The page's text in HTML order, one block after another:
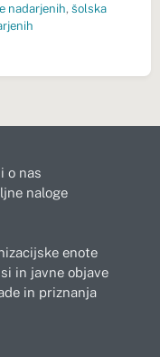
nadarjenih, šolska
o nas
naloge
enote
in javne objave
in priznanja